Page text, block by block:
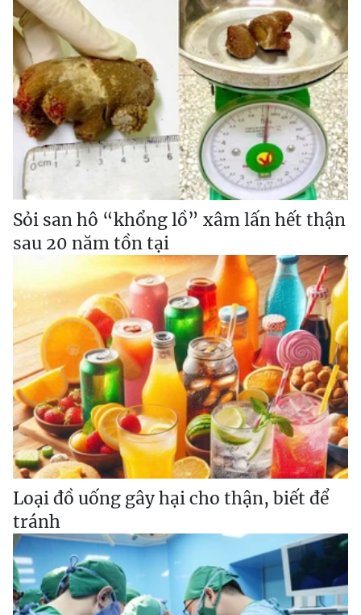
Sỏi san hô “khổng lồ” xâm lấn hết thận
sau 20 năm tồn tại
Loại đồ uống gây hại cho thận, biết để
tránh